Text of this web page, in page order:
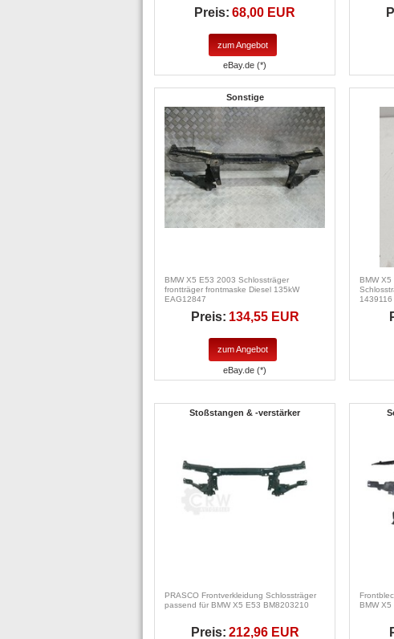
Preis: 68,00 EUR
zum Angebot
eBay.de (*)
Sonstige
BMW X5 E53 2003 Schlossträger
frontträger frontmaske Diesel 135kW
EAG12847
Preis: 134,55 EUR
zum Angebot
eBay.de (*)
BMW
1439116
Stoßstangen & -verstärker
PRASCO Frontverkleidung Schlossträger
passend für BMW X5 E53 BM8203210
Preis: 212,96 EUR
BMW